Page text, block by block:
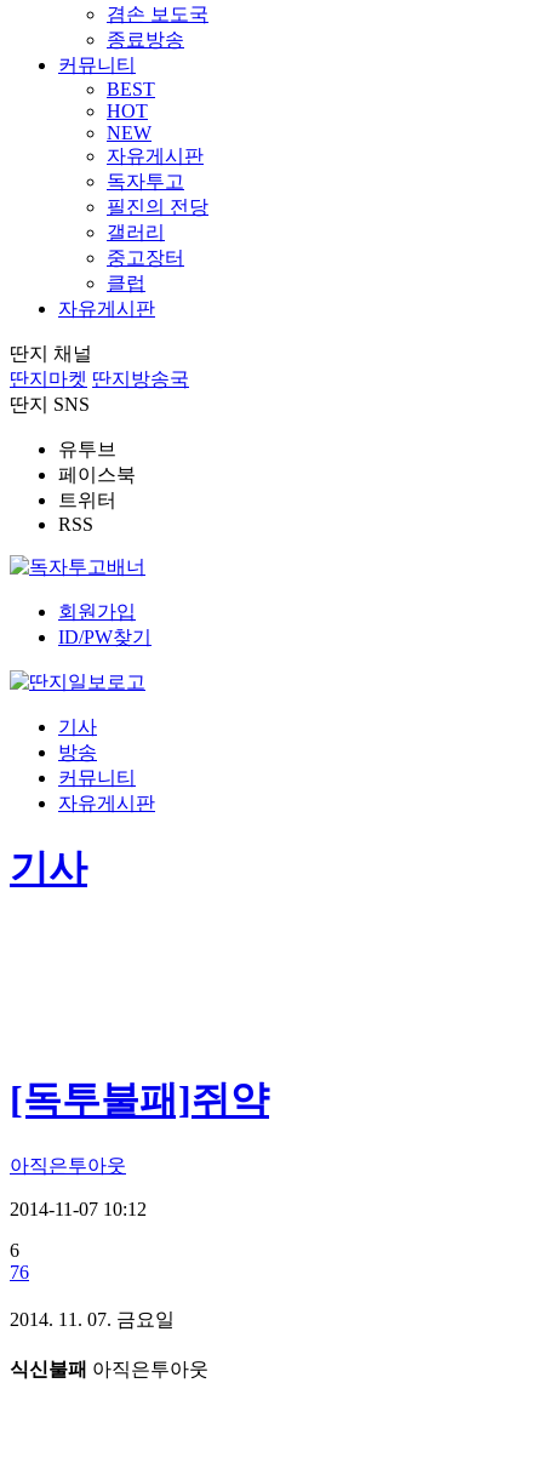
겸손 보도국
종료방송
커뮤니티
BEST
HOT
NEW
자유게시판
독자투고
필진의 전당
갤러리
중고장터
클럽
자유게시판
딴지 채널
딴지마켓 딴지방송국
딴지 SNS
유투브
페이스북
트위터
RSS
회원가입
ID/PW찾기
기사
방송
커뮤니티
자유게시판
기사
[독투불패]쥐약
아직은투아웃
2014-11-07 10:12
6
76
2014. 11. 07. 금요일
식신불패 아직은투아웃